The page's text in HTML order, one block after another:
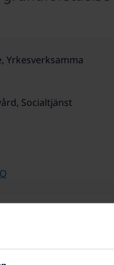
Yrkesverksamma
Socialtjänst